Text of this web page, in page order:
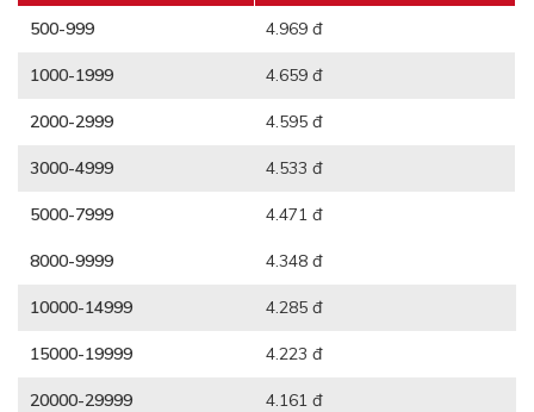
500-999 4.969 đ
1000-1999 4.659 đ
2000-2999 4.595 đ
3000-4999 4.533 đ
5000-7999 4.471 đ
8000-9999 4.348 đ
10000-14999 4.285 đ
15000-19999 4.223 đ
20000-29999 4.161 đ